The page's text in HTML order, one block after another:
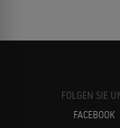
FOLGEN SIE
FACEBOOK